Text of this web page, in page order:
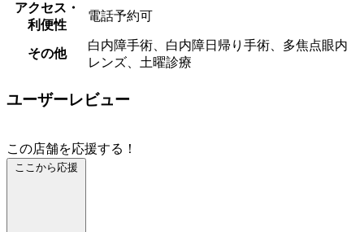
アクセス・
利便性
電話予約可
その他
⽩内障⼿術、白内障日帰り手術、多焦点眼内
レンズ、土曜診療
ユーザーレビュー
この店舗を応援する！
ここから応援